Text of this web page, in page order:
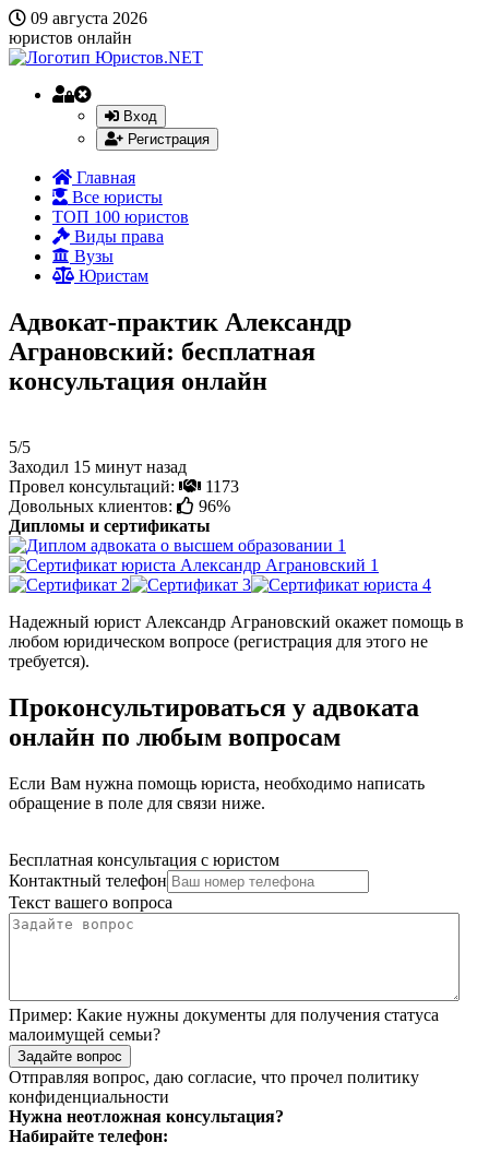
09 августа 2026
юристов онлайн
Вход
Регистрация
Главная
Все юристы
ТОП 100 юристов
Виды права
Вузы
Юристам
Адвокат-практик Александр
Аграновский: бесплатная
консультация онлайн
5/5
Заходил 15 минут назад
Провел консультаций:
1173
Довольных клиентов:
96%
Дипломы и сертификаты
Надежный юрист Александр Аграновский окажет помощь в
любом юридическом вопросе (регистрация для этого не
требуется).
Проконсультироваться у адвоката
онлайн по любым вопросам
Если Вам нужна помощь юриста, необходимо написать
обращение в поле для связи ниже.
Бесплатная консультация с юристом
Контактный телефон
Текст вашего вопроса
Пример: Какие нужны документы для получения статуса
малоимущей семьи?
Задайте вопрос
Отправляя вопрос, даю согласие, что прочел политику
конфиденциальности
Нужна неотложная консультация?
Набирайте телефон: